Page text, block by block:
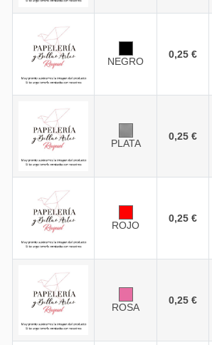
NEGRO
0,25 €
PLATA
0,25 €
ROJO
0,25 €
ROSA
0,25 €